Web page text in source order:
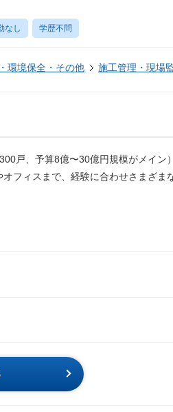
なし 学歴不問
環境保全・その他 施工管理・現場
戸、予算8億〜30億円規模がメイン
フィスまで、経験に合わせさまざま